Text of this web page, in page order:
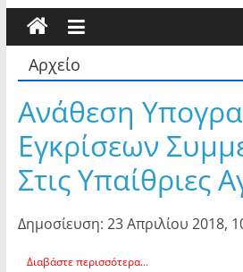
Αρχείο
Ανάθεση
Εγκρίσεων
Στις Υπαίθριες
Δημοσίευση: 23 Απριλίου 2018,
Διαβάστε περισσότερα...